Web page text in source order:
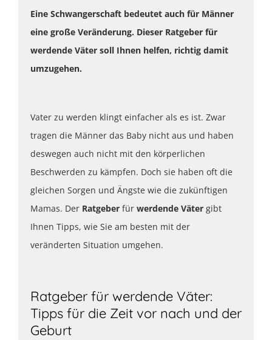
Eine Schwangerschaft bedeutet auch für Männer
eine große Veränderung. Dieser Ratgeber für
werdende Väter soll Ihnen helfen, richtig damit
umzugehen.
Vater zu werden klingt einfacher als es ist. Zwar
tragen die Männer das Baby nicht aus und haben
deswegen auch nicht mit den körperlichen
Beschwerden zu kämpfen. Doch sie haben oft die
gleichen Sorgen und Ängste wie die zukünftigen
Mamas. Der Ratgeber für werdende Väter gibt
Ihnen Tipps, wie Sie am besten mit der
veränderten Situation umgehen.
Ratgeber für werdende Väter:
Tipps für die Zeit vor nach und der
Geburt